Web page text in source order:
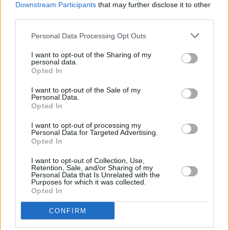
Downstream Participants that may further disclose it to other
Personal Data Processing Opt Outs
I want to opt-out of the Sharing of my
personal data.
Opted In
I want to opt-out of the Sale of my
Personal Data.
Opted In
I want to opt-out of processing my
Personal Data for Targeted Advertising.
Opted In
I want to opt-out of Collection, Use,
Retention, Sale, and/or Sharing of my
Personal Data that Is Unrelated with the
Purposes for which it was collected.
Opted In
CONFIRM